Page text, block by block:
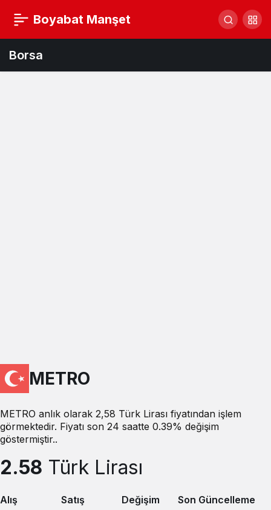
Boyabat Manşet
Borsa
METRO
METRO anlık olarak 2,58 Türk Lirası fiyatından işlem
görmektedir. Fiyatı son 24 saatte 0.39% değişim
göstermiştir..
2.58 Türk Lirası
Alış
Satış
Değişim
Son Güncelleme